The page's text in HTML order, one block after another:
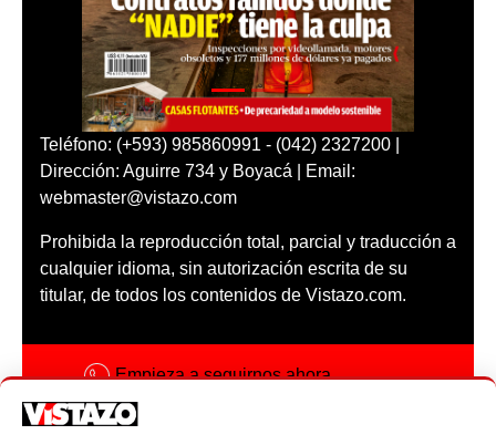
Teléfono: (+593) 985860991 - (042) 2327200 |
Dirección: Aguirre 734 y Boyacá | Email:
webmaster@vistazo.com
Prohibida la reproducción total, parcial y traducción a
cualquier idioma, sin autorización escrita de su
titular, de todos los contenidos de Vistazo.com.
Empieza a seguirnos ahora